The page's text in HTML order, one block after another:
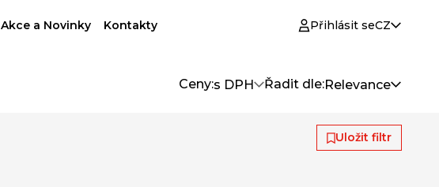
Akce a Novinky Kontakty Přihlásit seCZ
Ceny:s DPH Řadit dle:Relevance
Uložit filtr